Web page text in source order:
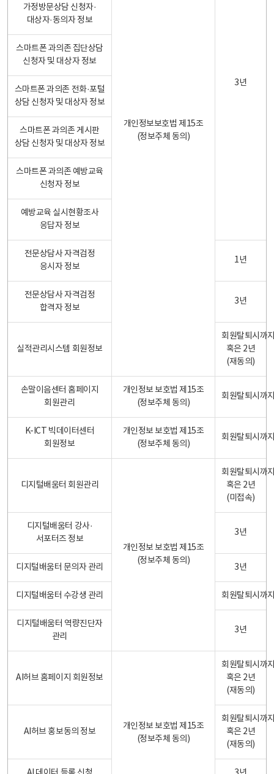
개인정보보호법 제15조
(정보주체 동의)
3년
가정방문상담 신청자·
대상자·동의자 정보
스마트폰 과의존 집단상담
신청자 및 대상자 정보
스마트폰 과의존 전화·포털
상담 신청자 및 대상자 정보
스마트폰 과의존 게시판
상담 신청자 및 대상자 정보
스마트폰 과의존 예방교육
신청자 정보
예방교육 실시현황조사
응답자 정보
전문상담사 자격검정
응시자 정보
1년
전문상담사 자격검정
합격자 정보
3년
실적관리시스템 회원정보
회원탈퇴시까
혹은 2년
(재동의)
손말이음센터 홈페이지
회원관리
개인정보 보호법 제15조
(정보주체 동의)
회원탈퇴시까
K-ICT 빅데이터센터
회원정보
개인정보 보호법 제15조
(정보주체 동의)
회원탈퇴시까
디지털배움터 회원관리
개인정보 보호법 제15조
(정보주체 동의)
회원탈퇴시까
혹은 2년
(미접속)
디지털배움터 강사·
서포터즈 정보
3년
디지털배움터 문의자 관리 3년
디지털배움터 수강생 관리 회원탈퇴시까
디지털배움터 역량진단자
관리
3년
AI허브 홈페이지 회원정보
개인정보 보호법 제15조
(정보주체 동의)
회원탈퇴시까
혹은 2년
(재동의)
AI허브 홍보동의 정보
회원탈퇴시까
혹은 2년
(재동의)